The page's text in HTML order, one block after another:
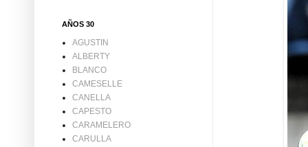
AÑOS 30
AGUSTIN
ALBERTY
BLANCO
CAMESELLE
CANELLA
CAPESTO
CARAMELERO
CARULLA